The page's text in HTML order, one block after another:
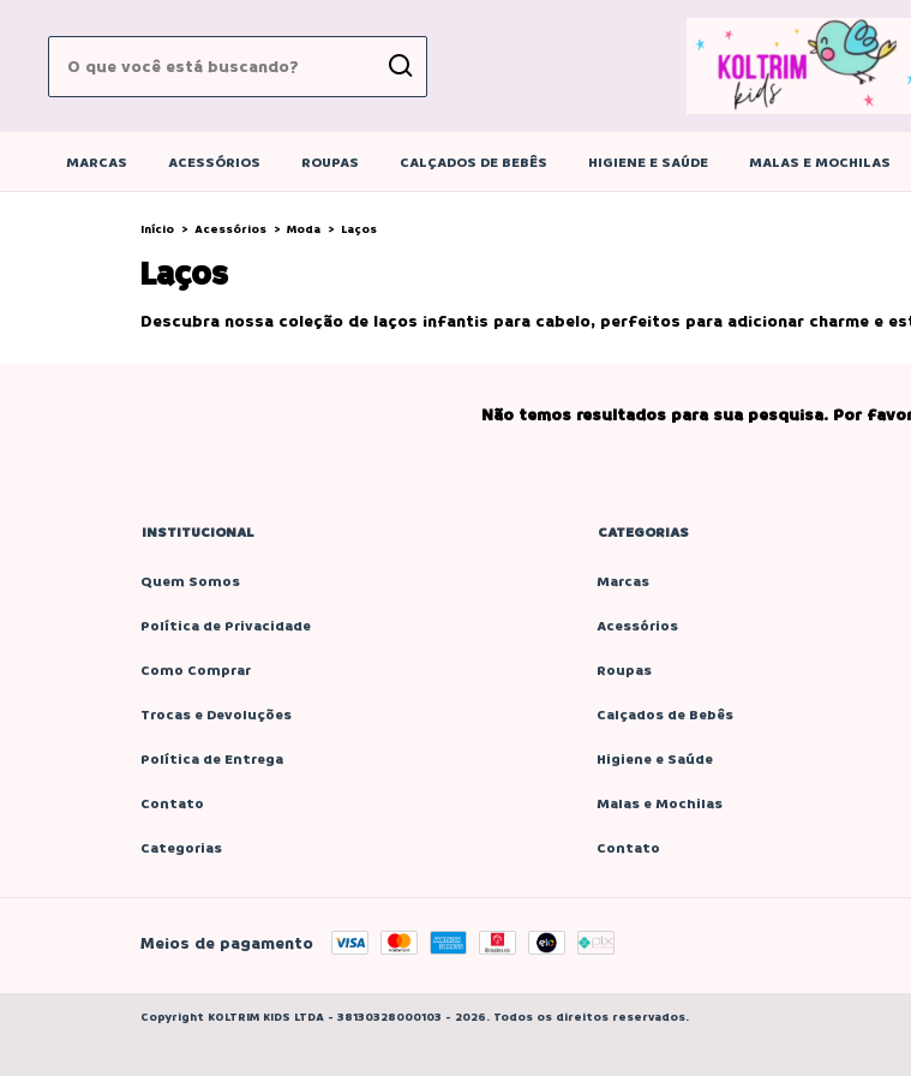
MARCAS ACESSÓRIOS ROUPAS CALÇADOS DE BEBÊS HIGIENE E SAÚDE MALAS E MOCHILAS
Início > Acessórios > Moda > Laços
Laços
Descubra nossa coleção de laços infantis para cabelo, perfeitos para adicionar charme e
Não temos resultados para sua pesquisa. Por
INSTITUCIONAL
Quem Somos
Política de Privacidade
Como Comprar
Trocas e Devoluções
Política de Entrega
Contato
Categorias
CATEGORIAS
Marcas
Acessórios
Roupas
Calçados de Bebês
Higiene e Saúde
Malas e Mochilas
Contato
Meios de pagamento
Copyright KOLTRIM KIDS LTDA - 38130328000103 - 2026. Todos os direitos reservados.